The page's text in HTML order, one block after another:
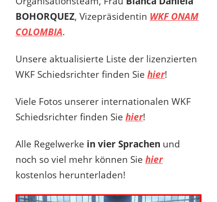
BOHORQUEZ, Vizepräsidentin WKF ONAM
COLOMBIA.
Unsere aktualisierte Liste der lizenzierten
WKF Schiedsrichter finden Sie hier!
Viele Fotos unserer internationalen WKF
Schiedsrichter finden Sie hier!
Alle Regelwerke in vier Sprachen und
noch so viel mehr können Sie hier
kostenlos herunterladen!